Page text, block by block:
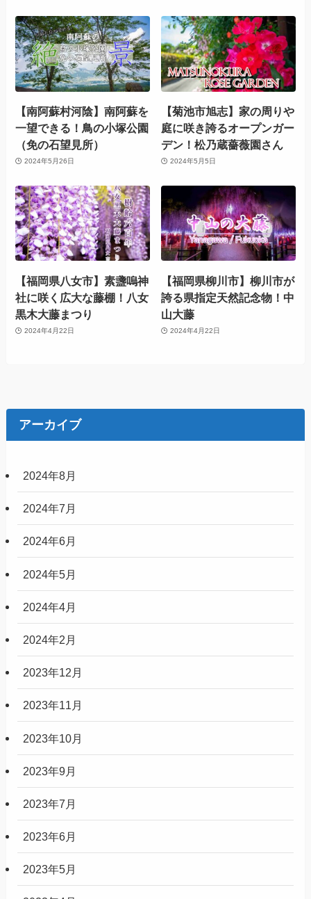
【南阿蘇村河陰】南阿蘇を
一望できる！鳥の小塚公園
（免の石望見所）
2024年5月26日
【菊池市旭志】家の周りや
庭に咲き誇るオープンガー
デン！松乃蔵薔薇園さん
2024年5月5日
【福岡県八女市】素盞嗚神
社に咲く広大な藤棚！八女
黒木大藤まつり
2024年4月22日
【福岡県柳川市】柳川市が
誇る県指定天然記念物！中
山大藤
2024年4月22日
アーカイブ
2024年8月
2024年7月
2024年6月
2024年5月
2024年4月
2024年2月
2023年12月
2023年11月
2023年10月
2023年9月
2023年7月
2023年6月
2023年5月